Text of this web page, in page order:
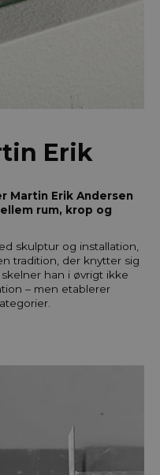
Erik
Erik Andersen
rum, krop og
skulptur og installation,
tradition, der knytter sig
han i øvrigt ikke
– men etablerer